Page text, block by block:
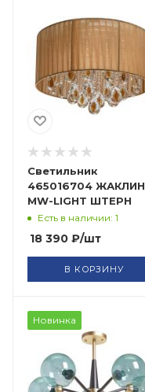
Светильник
465016704 ЖАКЛИН
MW-LIGHT ШТЕРН
Есть в наличии: 1
18 390 ₽/шт
В КОРЗИНУ
Новинка